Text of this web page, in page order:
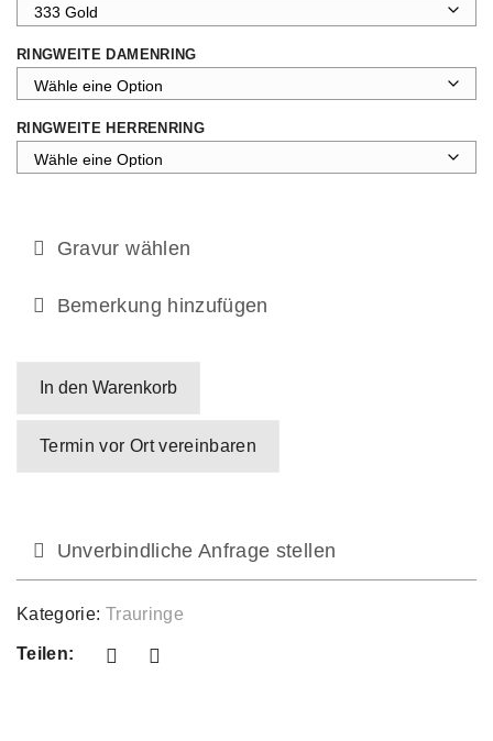
RINGWEITE DAMENRING
RINGWEITE HERRENRING
Gravur wählen
Bemerkung hinzufügen
In den Warenkorb
Termin vor Ort vereinbaren
Unverbindliche Anfrage stellen
Kategorie: Trauringe
Teilen: